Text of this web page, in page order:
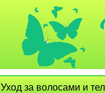
Уход за волосами и